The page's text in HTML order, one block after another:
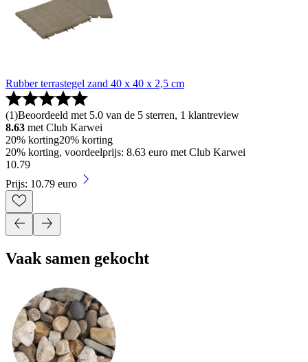
Rubber terrastegel zand 40 x 40 x 2,5 cm
(1)Beoordeeld met 5.0 van de 5 sterren, 1 klantreview
8.63 met Club Karwei
20% korting20% korting
20% korting, voordeelprijs: 8.63 euro met Club Karwei
10.79
Prijs: 10.79 euro
Vaak samen gekocht